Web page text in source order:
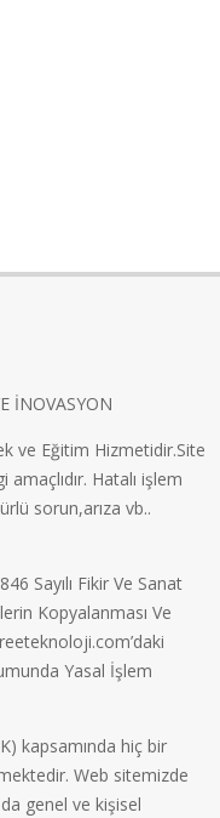
İNOVASYON
ve Eğitim Hizmetidir.Site
Hatalı işlem
sorun,arıza vb..
Sayılı Fikir Ve Sanat
Kopyalanması Ve
Yasal İşlem
kapsamında hiç bir
Web sitemizde
genel ve kişisel